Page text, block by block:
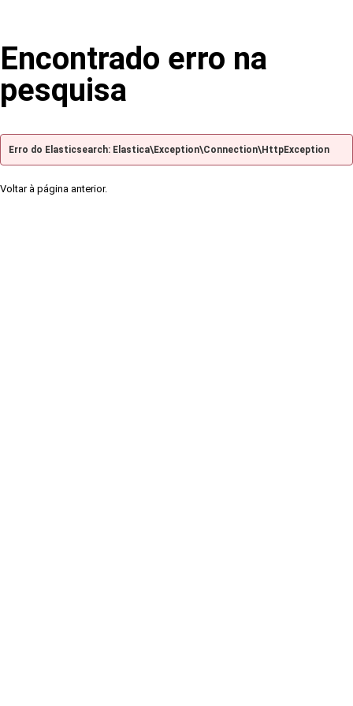
Encontrado erro na
pesquisa
Erro do Elasticsearch: Elastica\Exception\Connection\HttpException
Voltar à página anterior.